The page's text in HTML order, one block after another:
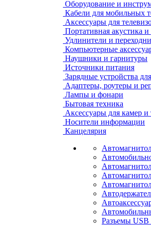
Оборудование и
Кабели для мобильных
Аксессуары для
Портативная акустика и
Удлинители и
Компьютерные
Наушники и гарнитуры
Источники питания
Зарядные устройства
Адаптеры, роутеры и
Лампы и фонари
Бытовая техника
Аксессуары для камер и
Носители информации
Канцелярия
Разъемы USB